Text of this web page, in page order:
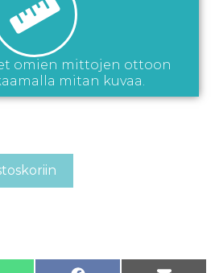
omien mittojen ottoon
mitan kuvaa.